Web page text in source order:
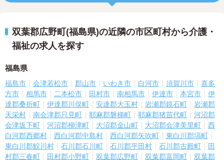
双葉郡広野町(福島県)の近隣の市区町村から介護・
福祉の求人を探す
福島県
福島市 会津若松市 郡山市 いわき市 白河市 須賀川市
喜多
方市
相馬市 二本松市 田村市 南相馬市 伊達市 本宮市
伊
達郡桑折町
伊達郡川俣町 安達郡大玉村 岩瀬郡鏡石町
岩瀬郡
天栄村
南会津郡只見町 耶麻郡磐梯町 耶麻郡猪苗代町
河沼郡
会津坂下町
河沼郡柳津町 大沼郡金山町 大沼郡会津美里町
西
白河郡西郷村
西白河郡中島村 西白河郡矢吹町
東白川郡塙町
東白川郡鮫川村
石川郡石川町 石川郡平田村 石川郡古殿町
田
村郡三春町
田村郡小野町 双葉郡広野町 双葉郡富岡町
双葉郡